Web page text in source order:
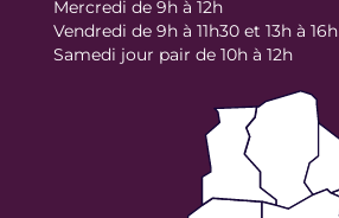
Mercredi de 9h à 12h
Vendredi de 9h à 11h30 et 13h à 16h
Samedi jour pair de 10h à 12h